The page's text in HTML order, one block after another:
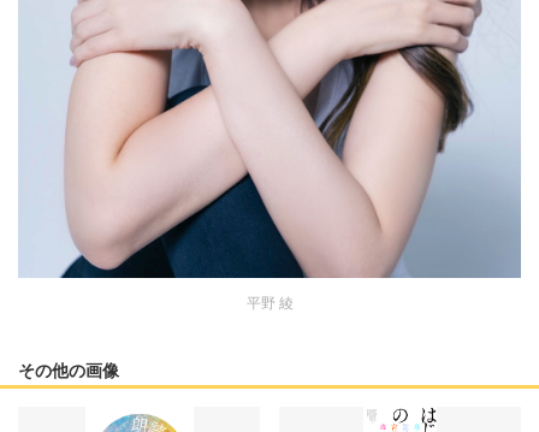
平野 綾
その他の画像